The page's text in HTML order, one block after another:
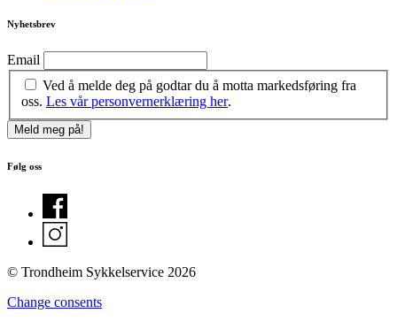
Nyhetsbrev
Email
Ved å melde deg på godtar du å motta markedsføring fra
oss. Les vår personvernerklæring her.
Følg oss
© Trondheim Sykkelservice 2026
Change consents